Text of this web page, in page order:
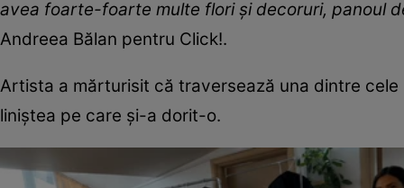
avea foarte-foarte multe flori și decoruri, panoul
Andreea Bălan pentru Click!.
Artista a mărturisit că traversează una dintre
liniștea pe care și-a dorit-o.